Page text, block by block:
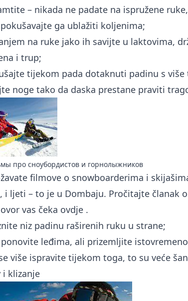
– nikada ne padate na ispružene
ga ublažiti koljenima;
na ruke jako ih savijte u laktovima,
i trup;
tijekom pada dotaknuti padinu s više
noge tako da daska prestane praviti
про сноубордистов и горнолыжников
filmove o snowboarderima i
i ljeti – to je u Dombaju. Pročitajte članako
vas čeka ovdje.
niz padinu raširenih ruku u strane;
leđima, ali prizemljite
više ispravite tijekom toga, to su veće
i klizanje